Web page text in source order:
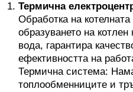
Термична
Обработка на
образуването на
вода, гарантира
ефективността на
Термична система:
топлообменниците и